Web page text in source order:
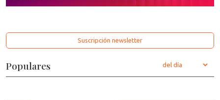
Suscripción newsletter
Populares